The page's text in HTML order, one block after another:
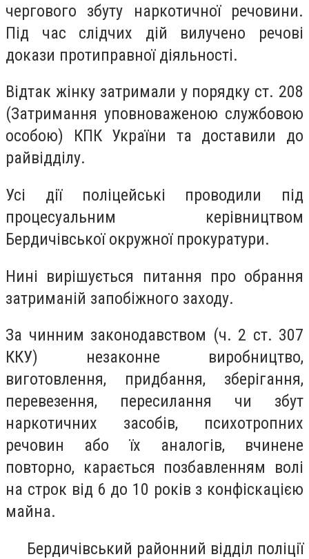
чергового збуту наркотичної речовини.
Під час слідчих дій вилучено речові
докази протиправної діяльності.
Відтак жінку затримали у порядку ст. 208
(Затримання уповноваженою службовою
особою) КПК України та доставили до
райвідділу.
Усі дії поліцейські проводили під
процесуальним керівництвом
Бердичівської окружної прокуратури.
Нині вирішується питання про обрання
затриманій запобіжного заходу.
За чинним законодавством (ч. 2 ст. 307
ККУ) незаконне виробництво,
виготовлення, придбання, зберігання,
перевезення, пересилання чи збут
наркотичних засобів, психотропних
речовин або їх аналогів, вчинене
повторно, карається позбавленням волі
на строк від 6 до 10 років з конфіскацією
майна.
Бердичівський районний відділ поліції